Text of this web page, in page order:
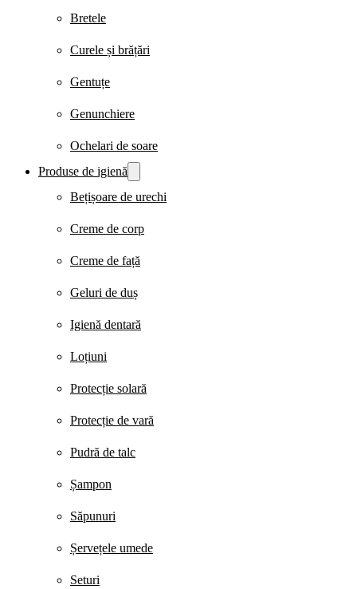
Bretele
Curele și brățări
Gentuțe
Genunchiere
Ochelari de soare
Produse de igienă
Bețișoare de urechi
Creme de corp
Creme de față
Geluri de duș
Igienă dentară
Loțiuni
Protecție solară
Protecție de vară
Pudră de talc
Șampon
Săpunuri
Șervețele umede
Seturi